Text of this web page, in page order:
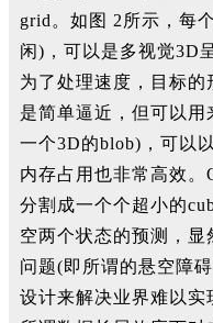
grid。如 图 2 所示，每
闲) ，可以是多视觉3D
为了处理速度，目标
是简单逼近，但可以
一个3D的blob) ，可以
内存占用也非常高效。
分割成一个个超小的
空两个状态的预测，
问题(即所谓的悬空障
设计来解决业界难以实